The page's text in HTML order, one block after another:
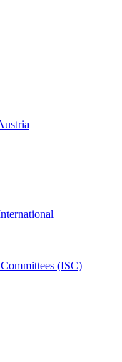
(ISC)